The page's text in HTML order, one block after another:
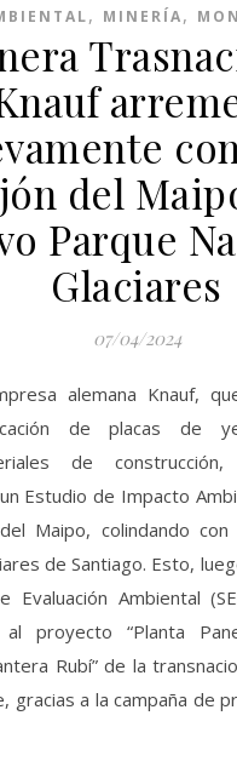
, MINERÍA,
del
Parque
Glaciares
07/04/2024
alemana Knauf,
de placas de
de
Estudio de Impacto
Maipo, colindando
de Santiago. Esto,
Evaluación Ambiental
al proyecto “Planta
Rubí” de la
gracias a la campaña de